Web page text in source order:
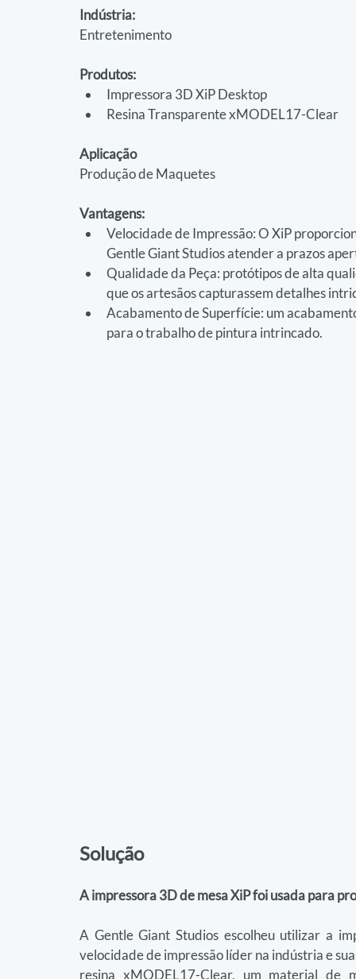
Indústria:
Entretenimento
Produtos:
Impressora 3D XiP Desktop
Resina Transparente xMODEL17-Clear
Aplicação
Produção de Maquetes
Vantagens:
Velocidade de Impressão: O XiP
Gentle Giant Studios atender a prazos
Qualidade da Peça: protótipos de alta
que os artesãos capturassem detalhes
Acabamento de Superfície: um
para o trabalho de pintura intrincado.
Solução
A impressora 3D de mesa XiP foi usada para
A Gentle Giant Studios escolheu utilizar a
velocidade de impressão líder na indústria e
resina xMODEL17-Clear, um material de